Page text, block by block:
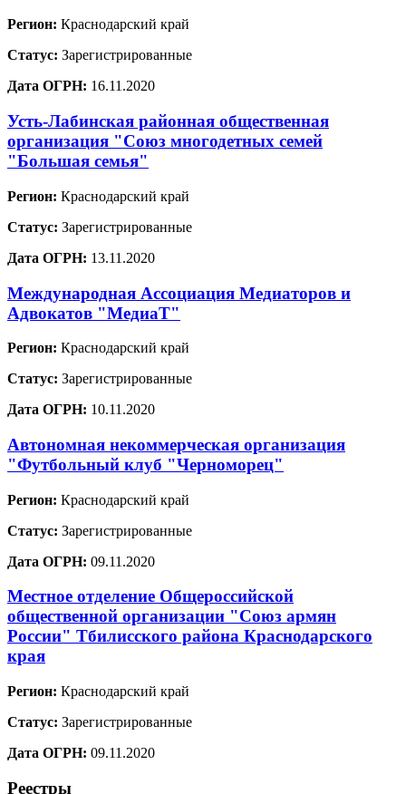
Регион: Краснодарский край
Статус: Зарегистрированные
Дата ОГРН: 16.11.2020
Усть-Лабинская районная общественная
организация "Союз многодетных семей
"Большая семья"
Регион: Краснодарский край
Статус: Зарегистрированные
Дата ОГРН: 13.11.2020
Международная Ассоциация Медиаторов и
Адвокатов "МедиаТ"
Регион: Краснодарский край
Статус: Зарегистрированные
Дата ОГРН: 10.11.2020
Автономная некоммерческая организация
"Футбольный клуб "Черноморец"
Регион: Краснодарский край
Статус: Зарегистрированные
Дата ОГРН: 09.11.2020
Местное отделение Общероссийской
общественной организации "Союз армян
России" Тбилисского района Краснодарского
края
Регион: Краснодарский край
Статус: Зарегистрированные
Дата ОГРН: 09.11.2020
Реестры